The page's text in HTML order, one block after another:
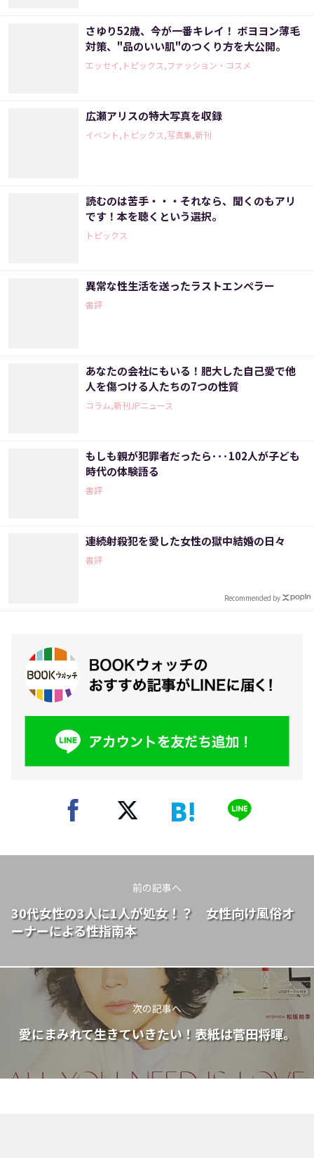
さゆり52歳、今が一番キレイ！ ボヨヨン薄毛
対策、"品のいい肌"のつくり方を大公開。
エッセイ,トピックス,ファッション・コスメ
広瀬アリスの特大写真を収録
イベント,トピックス,写真集,新刊
読むのは苦手・・・それなら、聞くのもアリ
です！本を聴くという選択。
トピックス
異常な性生活を送ったラストエンペラー
書評
あなたの会社にもいる！肥大した自己愛で他
人を傷つける人たちの7つの性質
コラム,新刊JPニュース
もしも親が犯罪者だったら･･･102人が子ども
時代の体験語る
書評
連続射殺犯を愛した女性の獄中結婚の日々
書評
Recommended by
前の記事へ
30代女性の3人に1人が処女！？ 女性向け風俗オ
ーナーによる性指南本
次の記事へ
愛にまみれて生きていきたい！表紙は菅田将暉。